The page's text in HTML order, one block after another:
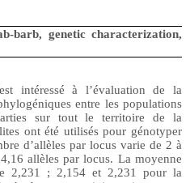
barb, genetic characterization,
intéressé à l’évaluation de la
entre les populations
sur tout le territoire de la
ont été utilisés pour génotyper
d’allèles par locus varie de 2 à
allèles par locus. La moyenne
2,231 ; 2,154 et 2,231 pour la